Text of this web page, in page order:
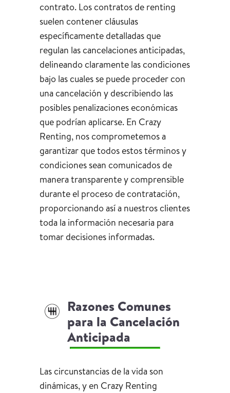
contrato. Los contratos de renting
suelen contener cláusulas
específicamente detalladas que
regulan las cancelaciones anticipadas,
delineando claramente las condiciones
bajo las cuales se puede proceder con
una cancelación y describiendo las
posibles penalizaciones económicas
que podrían aplicarse. En Crazy
Renting, nos comprometemos a
garantizar que todos estos términos y
condiciones sean comunicados de
manera transparente y comprensible
durante el proceso de contratación,
proporcionando así a nuestros clientes
toda la información necesaria para
tomar decisiones informadas.
Razones Comunes
para la Cancelación
Anticipada
Las circunstancias de la vida son
dinámicas, y en Crazy Renting